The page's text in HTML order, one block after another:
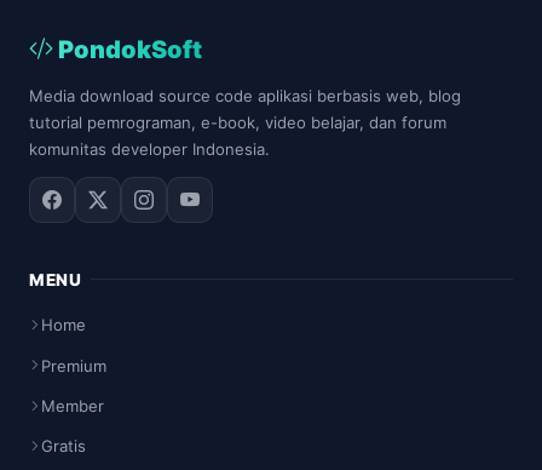
PondokSoft
Media download source code aplikasi berbasis web, blog
tutorial pemrograman, e-book, video belajar, dan forum
komunitas developer Indonesia.
MENU
Home
Premium
Member
Gratis